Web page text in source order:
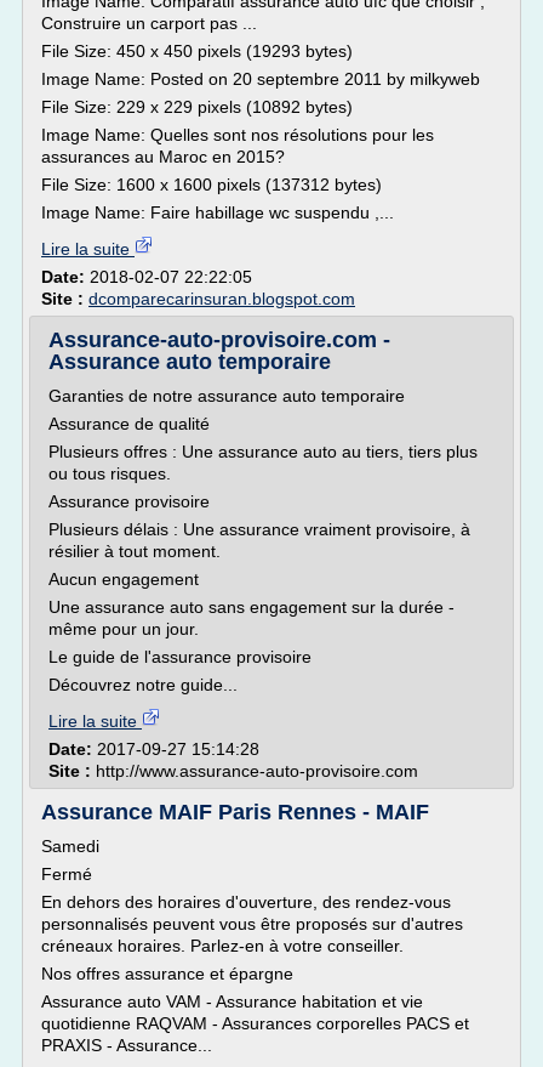
Construire un carport pas ...
File Size: 450 x 450 pixels (19293 bytes)
Image Name: Posted on 20 septembre 2011 by milkyweb
File Size: 229 x 229 pixels (10892 bytes)
Image Name: Quelles sont nos résolutions pour les
assurances au Maroc en 2015?
File Size: 1600 x 1600 pixels (137312 bytes)
Image Name: Faire habillage wc suspendu ,...
Lire la suite
Date: 2018-02-07 22:22:05
Site : dcomparecarinsuran.blogspot.com
Assurance-auto-provisoire.com -
Assurance auto temporaire
Garanties de notre assurance auto temporaire
Assurance de qualité
Plusieurs offres : Une assurance auto au tiers, tiers plus
ou tous risques.
Assurance provisoire
Plusieurs délais : Une assurance vraiment provisoire, à
résilier à tout moment.
Aucun engagement
Une assurance auto sans engagement sur la durée -
même pour un jour.
Le guide de l'assurance provisoire
Découvrez notre guide...
Lire la suite
Date: 2017-09-27 15:14:28
Site : http://www.assurance-auto-provisoire.com
Assurance MAIF Paris Rennes - MAIF
Samedi
Fermé
En dehors des horaires d'ouverture, des rendez-vous
personnalisés peuvent vous être proposés sur d'autres
créneaux horaires. Parlez-en à votre conseiller.
Nos offres assurance et épargne
Assurance auto VAM - Assurance habitation et vie
quotidienne RAQVAM - Assurances corporelles PACS et
PRAXIS - Assurance...